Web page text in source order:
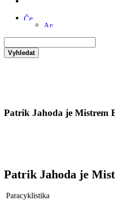
Vyhledat
Patrik Jahoda je Mistrem
Patrik Jahoda je
Paracyklistika